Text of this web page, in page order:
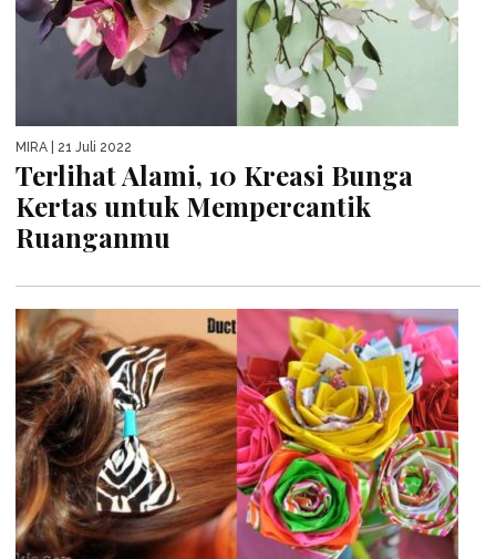
MIRA | 21 Juli 2022
Terlihat Alami, 10 Kreasi Bunga
Kertas untuk Mempercantik
Ruanganmu